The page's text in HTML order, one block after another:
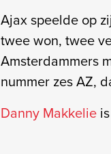
Ajax speelde op
twee won, twee
Amsterdammers
nummer zes AZ,
Danny Makkelie